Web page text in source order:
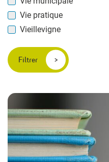
Vie pratique
Vieillevigne
Filtrer